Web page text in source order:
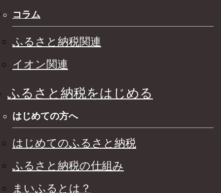
コラム
ふるさと納税関連
イオン関連
ふるさと納税をはじめる
はじめての方へ
はじめてのふるさと納税
ふるさと納税の仕組み
まいふるとは？